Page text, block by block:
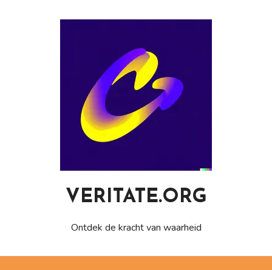
VERITATE.ORG
Ontdek de kracht van waarheid